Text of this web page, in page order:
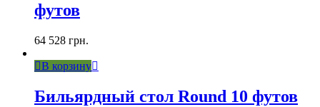
футов
64 528 грн.
В корзину
Бильярдный стол Round 10 футов